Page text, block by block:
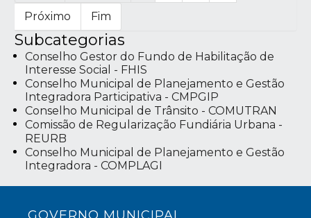
Próximo Fim
Subcategorias
Conselho Gestor do Fundo de Habilitação de
Interesse Social - FHIS
Conselho Municipal de Planejamento e Gestão
Integradora Participativa - CMPGIP
Conselho Municipal de Trânsito - COMUTRAN
Comissão de Regularização Fundiária Urbana -
REURB
Conselho Municipal de Planejamento e Gestão
Integradora - COMPLAGI